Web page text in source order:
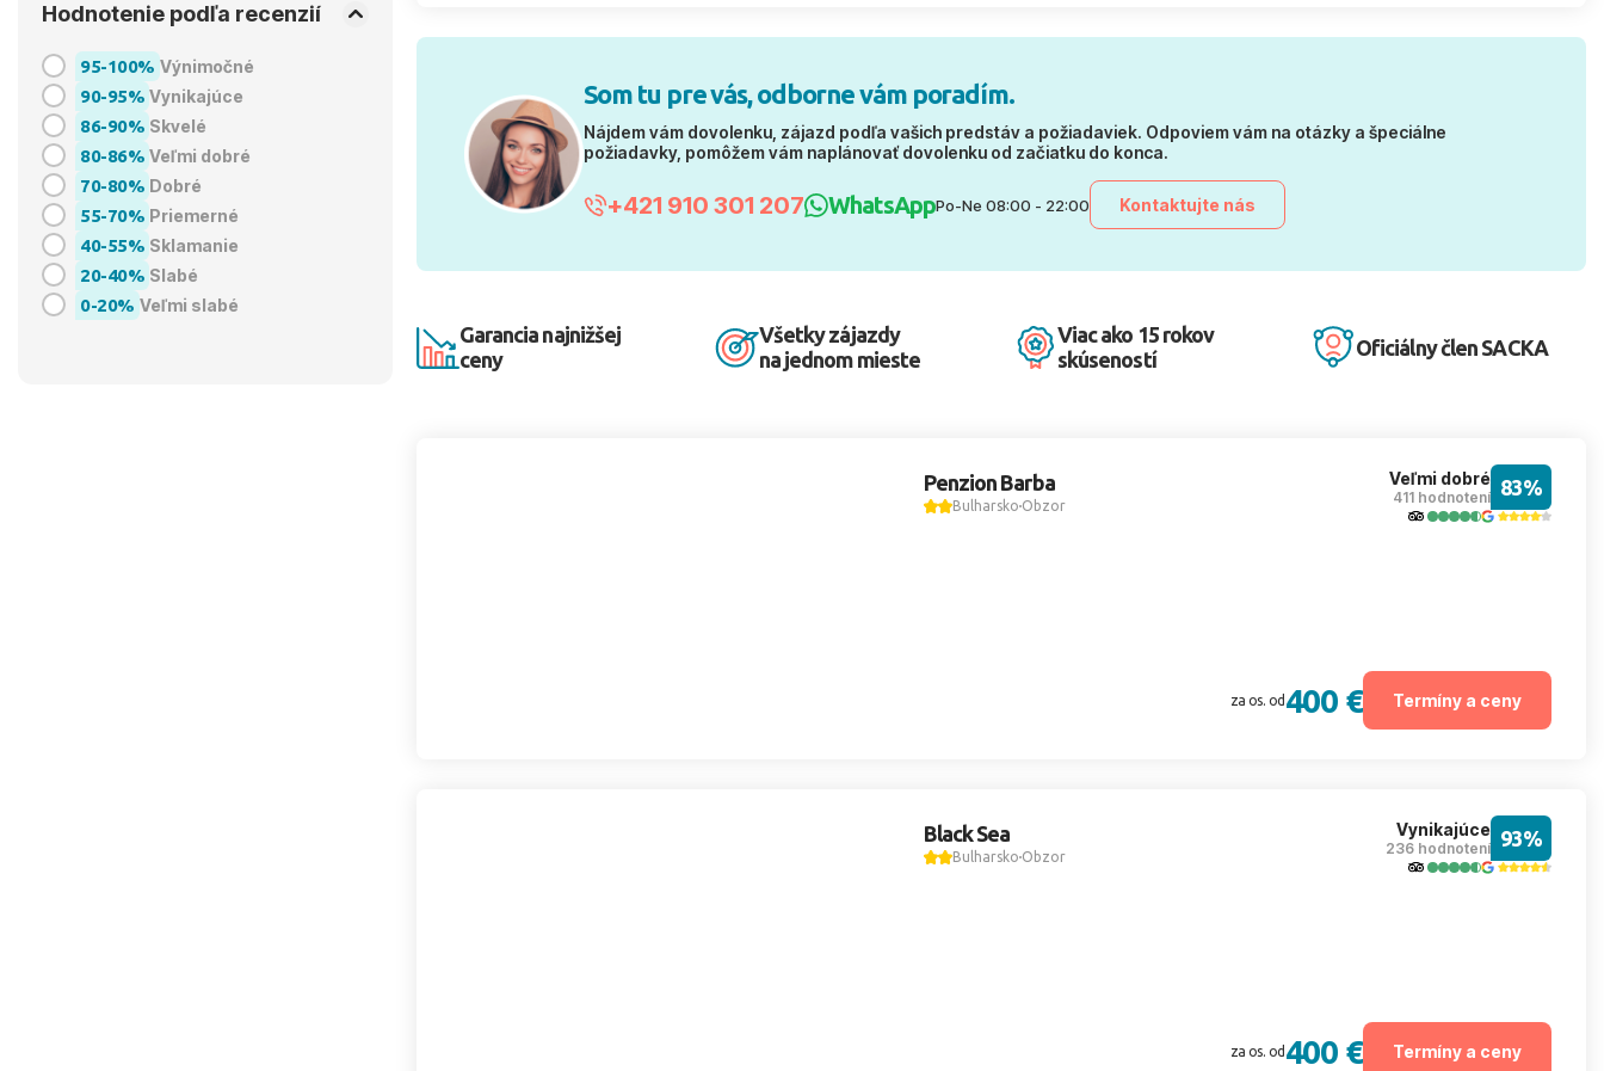
Hodnotenie podľa recenzií
95-100% Výnimočné
90-95% Vynikajúce
86-90% Skvelé
80-86% Veľmi dobré
70-80% Dobré
55-70% Priemerné
40-55% Sklamanie
20-40% Slabé
0-20% Veľmi slabé
Som tu pre vás, odborne vám poradím.
Nájdem vám dovolenku, zájazd podľa vašich predstáv a požiadaviek. Odpoviem vám na otázky a špeciálne
požiadavky, pomôžem vám naplánovať dovolenku od začiatku do konca.
+421 910 301 207 WhatsAppPo-Ne 08:00 - 22:00 Kontaktujte nás
Garancia najnižšej
ceny
Všetky zájazdy
na jednom mieste
Viac ako 15 rokov
skúseností
Oficiálny člen SACKA
Penzion Barba
BulharskoObzor
Veľmi dobré
411 hodnotení 83%
za os. od 400 € Termíny a ceny
Black Sea
BulharskoObzor
Vynikajúce
236 hodnotení 93%
za os. od 400 € Termíny a ceny